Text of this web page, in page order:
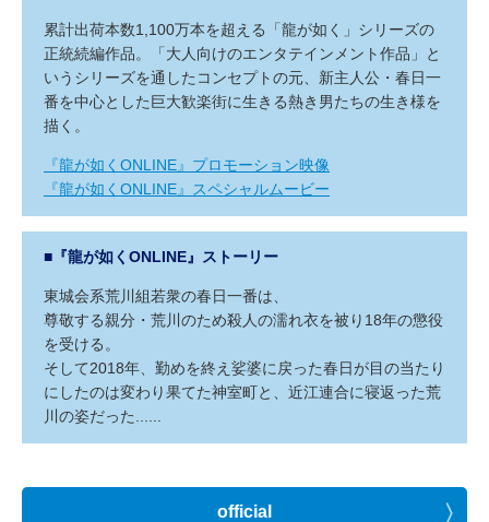
累計出荷本数1,100万本を超える「龍が如く」シリーズの
正統続編作品。「大人向けのエンタテインメント作品」と
いうシリーズを通したコンセプトの元、新主人公・春日一
番を中心とした巨大歓楽街に生きる熱き男たちの生き様を
描く。
『龍が如くONLINE』プロモーション映像
『龍が如くONLINE』スペシャルムービー
■『龍が如くONLINE』ストーリー
東城会系荒川組若衆の春日一番は、
尊敬する親分・荒川のため殺人の濡れ衣を被り18年の懲役
を受ける。
そして2018年、勤めを終え娑婆に戻った春日が目の当たり
にしたのは変わり果てた神室町と、近江連合に寝返った荒
川の姿だった......
official